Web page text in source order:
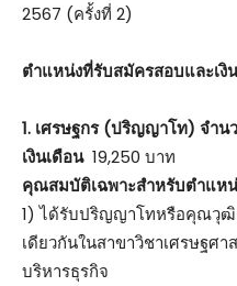
2567 (ครั้งที่ 2)
ตําแหน่งที่รับสมัครสอบและเงิ
1. เศรษฐกร (ปริญญาโท) จำน
เงินเดือน19,250 บาท
คุณสมบัติเฉพาะสำหรับตำแห
1) ได้รับปริญญาโทหรือคุณวุฒิ
เดียวกันในสาขาวิชาเศรษฐศ
บริหารธุรกิจ